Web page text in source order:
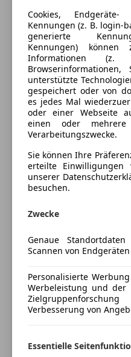
Energieverbrauch
Kraftstoff
Kraftstoffverbrauch
Ausstattung
Komfort
Einparkhilfe
Einparkhilfe Sensoren
Elektrische Fensterheber
Elektrische Sitze
Getönte Scheiben
Klimaautomatik
Start/Stop-Automatik
Windschott (für Cabrio)
Unterhaltung/
CD
Mehr anzeigen
Versicherung
Kfz-Versicherung
anpassen
Freischaden-
Auto einfach online
Jetzt
Cookies,
Kennungen (z. B. login-
generierte
Kennungen) können
Informationen
Browserinformationen,
unterstützte
gespeichert oder von
es jedes Mal
oder einer Webseite
einen oder
Verarbeitungszwecke.
Sie können Ihre
erteilte
unserer
besuchen.
Zwecke
Genaue
Scannen von Endgeräten
Personalisierte
Werbeleistung und der
Verbesserung von
Essentielle